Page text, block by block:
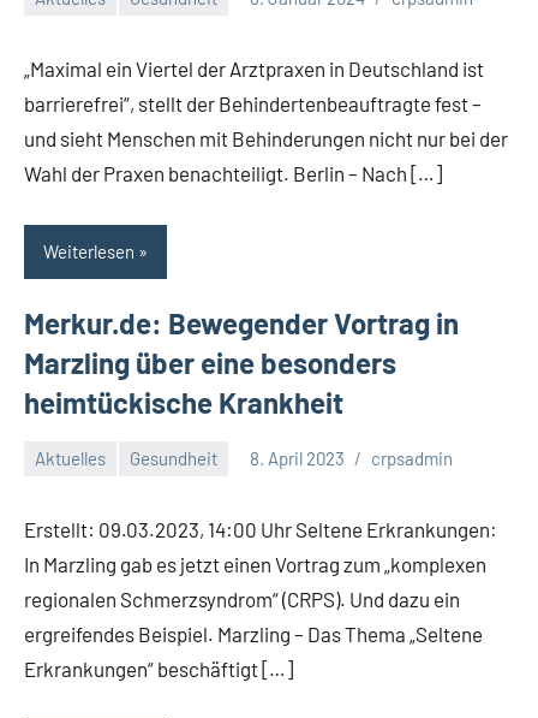
„Maximal ein Viertel der Arztpraxen in Deutschland ist
barrierefrei“, stellt der Behindertenbeauftragte fest –
und sieht Menschen mit Behinderungen nicht nur bei der
Wahl der Praxen benachteiligt. Berlin – Nach […]
Weiterlesen
Merkur.de: Bewegender Vortrag in
Marzling über eine besonders
heimtückische Krankheit
Aktuelles Gesundheit 8. April 2023 crpsadmin
Erstellt: 09.03.2023, 14:00 Uhr Seltene Erkrankungen:
In Marzling gab es jetzt einen Vortrag zum „komplexen
regionalen Schmerzsyndrom“ (CRPS). Und dazu ein
ergreifendes Beispiel. Marzling – Das Thema „Seltene
Erkrankungen“ beschäftigt […]